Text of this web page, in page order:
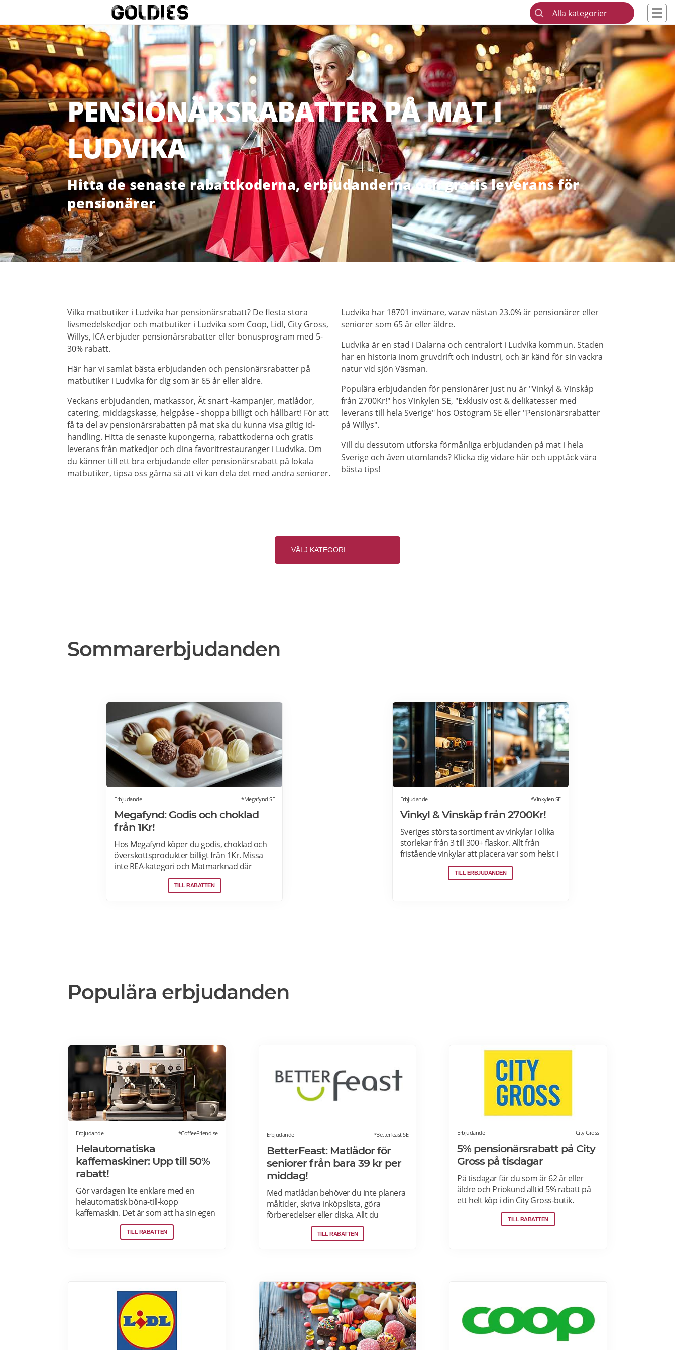
Alla kategorier
PENSIONÄRSRABATTER PÅ MAT I
LUDVIKA
Hitta de senaste rabattkoderna, erbjudanderna och gratis leverans för
pensionärer
Vilka matbutiker i Ludvika har pensionärsrabatt? De flesta stora
livsmedelskedjor och matbutiker i Ludvika som Coop, Lidl, City Gross,
Willys, ICA erbjuder pensionärsrabatter eller bonusprogram med 5-
30% rabatt.
Här har vi samlat bästa erbjudanden och pensionärsrabatter på
matbutiker i Ludvika för dig som är 65 år eller äldre.
Veckans erbjudanden, matkassor, Ät snart -kampanjer, matlådor,
catering, middagskasse, helgpåse - shoppa billigt och hållbart! För att
få ta del av pensionärsrabatten på mat ska du kunna visa giltig id-
handling. Hitta de senaste kupongerna, rabattkoderna och gratis
leverans från matkedjor och dina favoritrestauranger i Ludvika. Om
du känner till ett bra erbjudande eller pensionärsrabatt på lokala
matbutiker, tipsa oss gärna så att vi kan dela det med andra seniorer.
Ludvika har 18701 invånare, varav nästan 23.0% är pensionärer eller
seniorer som 65 år eller äldre.
Ludvika är en stad i Dalarna och centralort i Ludvika kommun. Staden
har en historia inom gruvdrift och industri, och är känd för sin vackra
natur vid sjön Väsman.
Populära erbjudanden för pensionärer just nu är "Vinkyl & Vinskåp
från 2700Kr!" hos Vinkylen SE, "Exklusiv ost & delikatesser med
leverans till hela Sverige" hos Ostogram SE eller "Pensionärsrabatter
på Willys".
Vill du dessutom utforska förmånliga erbjudanden på mat i hela
Sverige och även utomlands? Klicka dig vidare häroch upptäck våra
bästa tips!
Sommarerbjudanden
Erbjudande *Megafynd SE
Megafynd: Godis och choklad
från 1Kr!
Hos Megafynd köper du godis, choklad och
överskottsprodukter billigt från 1Kr. Missa
inte REA-kategori och Matmarknad där
Megafynd har hundratals aktuella
erbjudanden varje dag. Läs mer om
TILL RABATTEN
Erbjudande *Vinkylen SE
Vinkyl & Vinskåp från 2700Kr!
Sveriges största sortiment av vinkylar i olika
storlekar från 3 till 300+ flaskor. Allt från
fristående vinkylar att placera var som helst i
hemmet, till inbyggda eller integrerbara
vinkylar som elegant smälter in i
TILL ERBJUDANDEN
Populära erbjudanden
Erbjudande *CoffeeFriend.se
Helautomatiska
kaffemaskiner: Upp till 50%
rabatt!
Gör vardagen lite enklare med en
helautomatisk böna-till-kopp
kaffemaskin. Det är som att ha sin egen
barista! Med kaffemaskiner har du
möjlighet att finjustera styrka,
TILL RABATTEN
Erbjudande *Betterfeast SE
BetterFeast: Matlådor för
seniorer från bara 39 kr per
middag!
Med matlådan behöver du inte planera
måltider, skriva inköpslista, göra
förberedelser eller diska. Allt du
behöver göra är att värma maten och
så är det färdigt för servering!
kockar. Våra favoriträtter är
Vikingagryta, Pasta med kyckling och
Tarte flambée med crème fraiche,
bacon och lök. Läs mer om rabatter på
din första matlåda hos Betterfeast här.
TILL RABATTEN
Erbjudande City Gross
5% pensionärsrabatt på City
Gross på tisdagar
På tisdagar får du som är 62 år eller
äldre och Priokund alltid 5% rabatt på
ett helt köp i din City Gross-butik.
Identifiera dig som Priokund och säg
bara till i kassan i butiken så löser vi in
TILL RABATTEN